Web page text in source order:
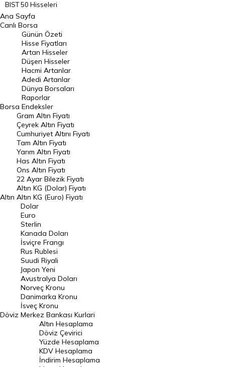
BIST 50 Hisseleri
BIST 100 Hisseleri
En Çok Artan Hisseler
En Çok Düşen Hisseler
Hacmi Artanlar
Geçmiş Kapanışlar
Dünya Borsaları
Raporlar
Endeksler
DÖVİZ
Döviz Kuru
Dolar Kuru
Euro Kuru
Pound Kuru
Frank Kuru
Riyal Kuru
Avustralya Doları
Danimarka Kronu Kuru
Kanada Doları Kuru
Norveç Kronu Kuru
İsveç Kronu Kuru
Japon Yeni Kuru
Serbest Piyasa Döviz Kurları
Ana Sayfa
Canlı Borsa
Borsa
Günün Özeti
Hisse Fiyatları
Artan Hisseler
Düşen Hisseler
Hacmi Artanlar
Adedi Artanlar
Dünya Borsaları
Raporlar
Endeksler
Altın
Gram Altın Fiyatı
Çeyrek Altın Fiyatı
Cumhuriyet Altını Fiyatı
Tam Altın Fiyatı
Yarım Altın Fiyatı
Has Altın Fiyatı
Ons Altın Fiyatı
22 Ayar Bilezik Fiyatı
Altın KG (Dolar) Fiyatı
Altın KG (Euro) Fiyatı
Döviz
Dolar
Euro
Sterlin
Kanada Doları
İsviçre Frangı
Rus Rublesi
Suudi Riyali
Japon Yeni
Avustralya Doları
Norveç Kronu
Danimarka Kronu
İsveç Kronu
Merkez Bankası Kurlari
Altın Hesaplama
Döviz Çevirici
Yüzde Hesaplama
KDV Hesaplama
İndirim Hesaplama